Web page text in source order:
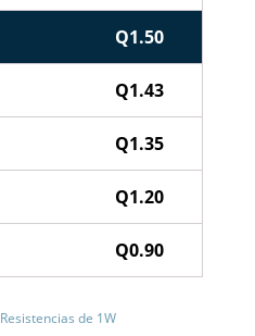
Q1.50
Q1.43
Q1.35
Q1.20
Q0.90
Resistencias de 1W